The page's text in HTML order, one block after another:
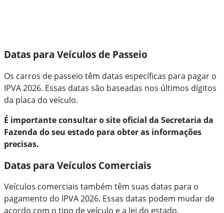
Datas para Veículos de Passeio
Os carros de passeio têm datas específicas para pagar o
IPVA 2026. Essas datas são baseadas nos últimos dígitos
da placa do veículo.
É importante consultar o site oficial da Secretaria da
Fazenda do seu estado para obter as informações
precisas.
Datas para Veículos Comerciais
Veículos comerciais também têm suas datas para o
pagamento do IPVA 2026. Essas datas podem mudar de
acordo com o tipo de veículo e a lei do estado.